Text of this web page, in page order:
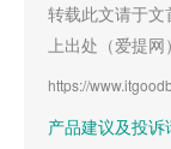
转载此文请于
上出处（爱提网
https://
产品建议及投